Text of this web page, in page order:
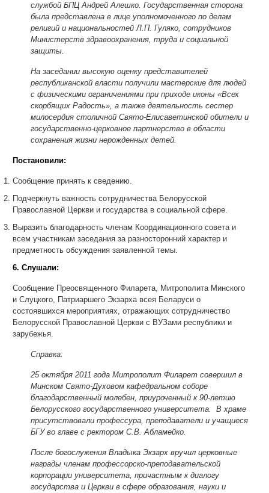
службой БПЦ Андрей Алешко. Государственная сторона
была представлена в лице уполномоченного по делам
религий и национальностей Л.П. Гуляко, сотрудников
Министерств здравоохранения, труда и социальной
защиты.
На заседании высокую оценку представителей
республиканской власти получили мастерские для людей
с физическими ограничениями при приходе иконы «Всех
скорбящих Радость», а также деятельность сестер
милосердия столичной Свято-Елисаветинской обители и
государственно-церковное партнерство в области
сохранения жизни нерожденных детей.
Постановили:
Сообщение принять к сведению.
Подчеркнуть важность сотрудничества Белорусской
Православной Церкви и государства в социальной сфере.
Выразить благодарность членам Координационного совета и
всем участникам заседания за разносторонний характер и
предметность обсуждения заявленной темы.
6. Слушали:
Сообщение Преосвященного Филарета, Митрополита Минского
и Слуцкого, Патриаршего Экзарха всея Беларуси о
состоявшихся мероприятиях, отражающих сотрудничество
Белорусской Православной Церкви с ВУЗами республики и
зарубежья.
Справка:
25 октября 2011 года Митрополит Филарет совершил в
Минском Свято-Духовом кафедральном соборе
благодарственный молебен, приуроченный к 90-летию
Белорусского государственного университета. В храме
присутствовали профессура, преподаватели и учащиеся
БГУ во главе с ректором С.В. Абламейко.
После богослужения Владыка Экзарх вручил церковные
награды членам профессорско-преподавательской
корпорации университета, причастным к диалогу
государства и Церкви в сфере образования, науки и